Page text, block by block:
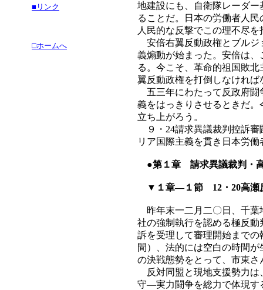
■リンク
□ホームへ
地建設にも、自衛隊レーダ
ることだ。日本の労働者人
人民的な反撃でこの理不尽
安倍右翼反動政権とブルジ
義煽動が始まった。安倍は
る。今こそ、革命的祖国敗
翼反動政権を打倒しなければ
五三年にわたって反政府闘
義をはっきりさせるときだ
立ち上がろう。
９・24請求異議裁判控訴審
リア国際主義を貫き日本労
●第１章 請求異議裁判・
▼１章―１節 12・20高瀬
昨年末一二月二〇日、千葉
社の強制執行を認める極反
訴を受理して審理開始まで
間）、法的には空白の時間
の決戦態勢をとって、市東
反対同盟と現地支援勢力は
守―実力闘争を総力で体現す